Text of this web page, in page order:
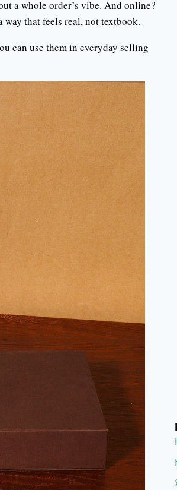
a whole order’s vibe. And online?
way that feels real, not textbook.
can use them in everyday selling